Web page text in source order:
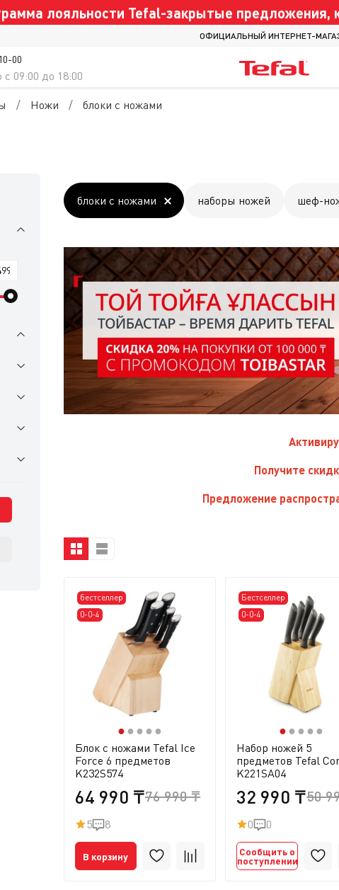
лояльности Tefal-закрытые предложения,
ОФИЦИАЛЬНЫЙ ИНТЕРНЕТ-
00
09:00 до 18:00
Ножи блоки с ножами
блоки с ножами наборы ножей шеф-
Получите
Предложение
бестселлер
0-0-4
●● ● ● ●
Блок с ножами Tefal Ice
Force 6 предметов
K232S574
64 990 ₸76 990 ₸
5 8
В корзину
Бестселлер
0-0-4
●● ● ● ●
Набор ножей 5
предметов Tefal
K221SA04
32 990 ₸50
0 0
Сообщить о
поступлении